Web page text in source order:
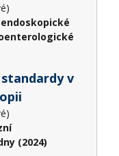
v
(2024)